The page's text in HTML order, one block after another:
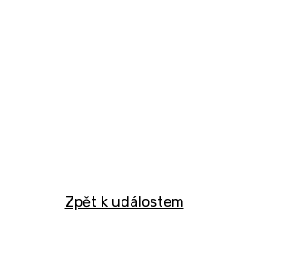
Zpět k událostem